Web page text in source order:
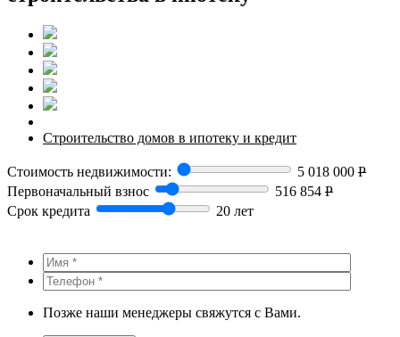
Строительство домов в ипотеку и кредит
Стоимость недвижимости: 5 018 000 Р
Первоначальный взнос
516 854 Р
Срок кредита
20 лет
Позже наши менеджеры свяжутся с Вами.